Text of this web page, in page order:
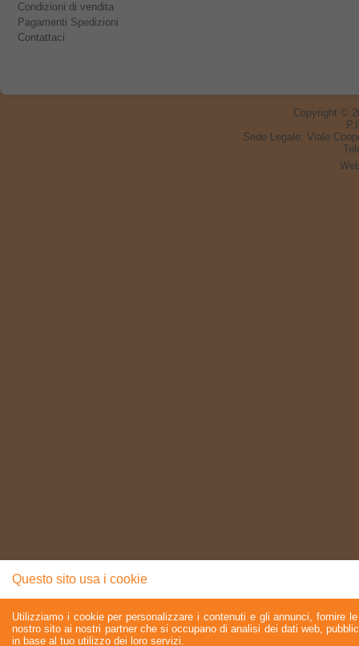
Condizioni di vendita
Pagamenti Spedizioni
Contattaci
Copyright ©
Sede Legale: Viale
Questo sito usa i cookie
Utilizziamo i cookie per personalizzare i contenuti e gli annunci, fornire
nostro sito ai nostri partner che si occupano di analisi dei dati web,
in base al tuo utilizzo dei loro servizi.